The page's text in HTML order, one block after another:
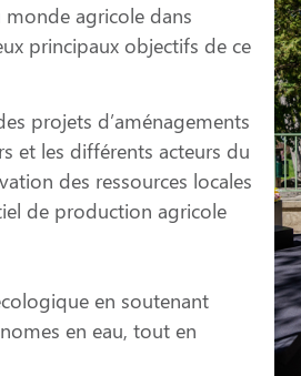
monde agricole dans
principaux objectifs de ce
projets d’aménagements
et les différents acteurs du
des ressources locales
de production agricole
en soutenant
en eau, tout en